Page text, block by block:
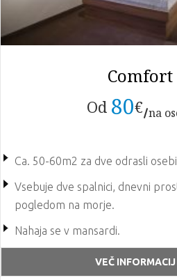
Comfort
Od 80€ na
Ca. 50-60m2 za dve odrasli
Vsebuje dve spalnici, dnevni
pogledom na morje.
Nahaja se v mansardi.
Soba ima 2 x TV, sef, mini bar,
VEČ